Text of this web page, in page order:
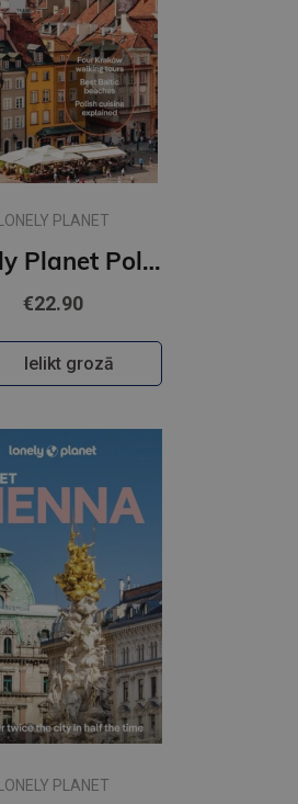
LONELY PLANET
Lonely Planet Poland : Plan the Trip of a Lifetime | Detailed Itineraries & Maps | Insider Tips
€22.90
Ielikt grozā
LONELY PLANET